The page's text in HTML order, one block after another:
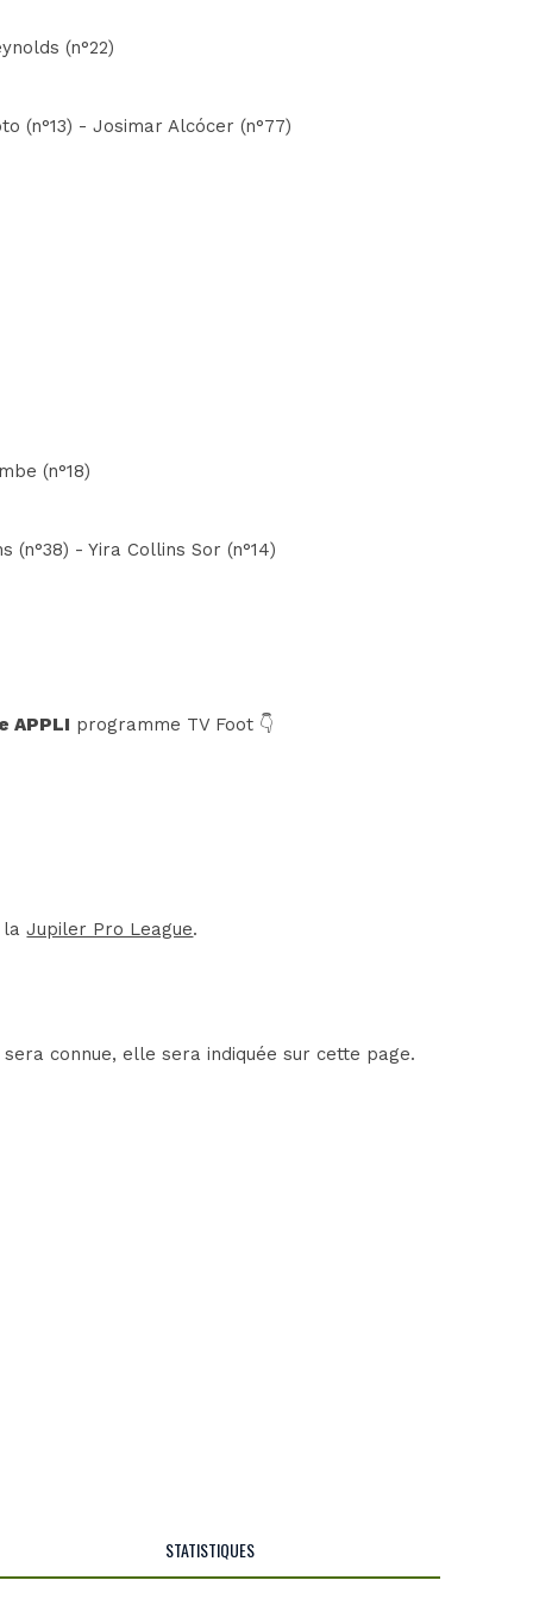
(n°22)
(n°13) - Josimar Alcócer (n°77)
(n°18)
- Yira Collins Sor (n°14)
APPLI programme TV Foot 👇
laJupiler Pro League.
connue, elle sera indiquée sur cette page.
STATISTIQUES